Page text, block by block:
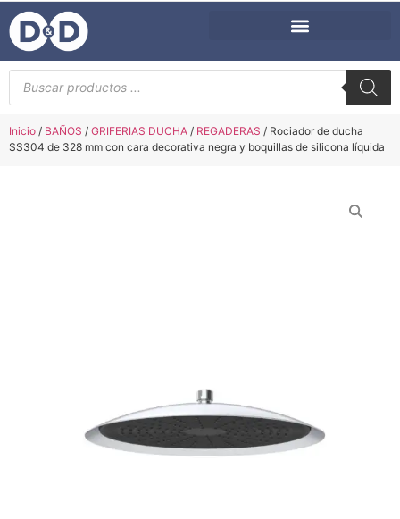
Inicio / BAÑOS / GRIFERIAS DUCHA / REGADERAS / Rociador de ducha
SS304 de 328 mm con cara decorativa negra y boquillas de silicona líquida